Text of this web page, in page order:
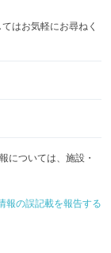
はお気軽にお尋ねく
については、施設・
報の誤記載を報告する